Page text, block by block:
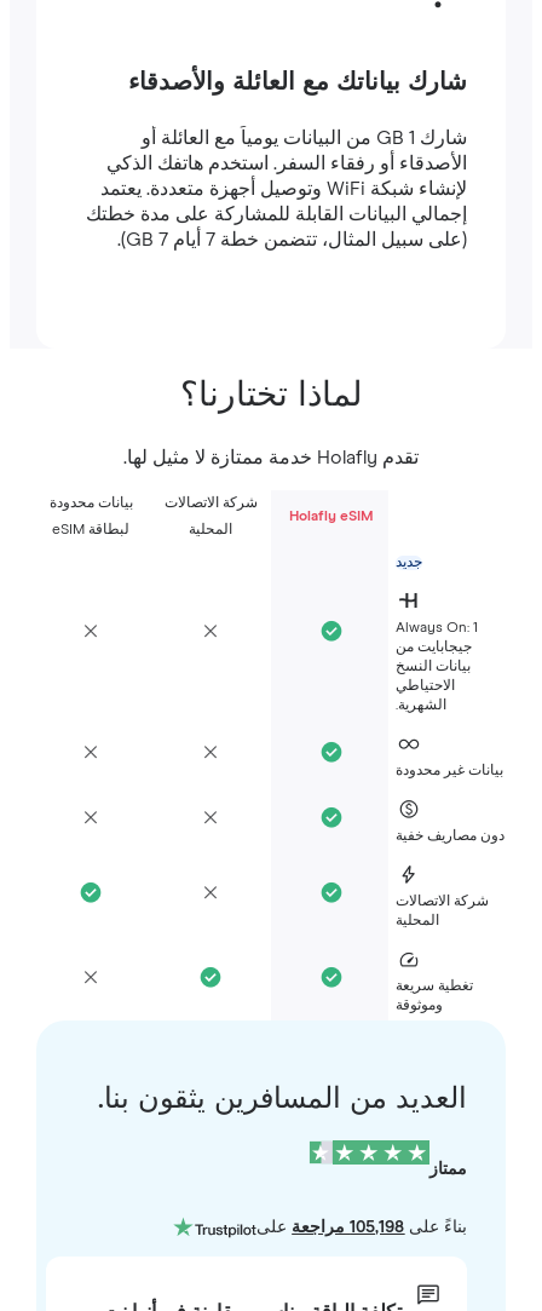
شارك بياناتك مع العائلة والأصدقاء
شارك 1 GB من البيانات يومياً مع العائلة أو
الأصدقاء أو رفقاء السفر. استخدم هاتفك الذكي
لإنشاء شبكة WiFi وتوصيل أجهزة متعددة. يعتمد
إجمالي البيانات القابلة للمشاركة على مدة خطتك
(على سبيل المثال، تتضمن خطة 7 أيام 7 GB).
لماذا تختارنا؟
Holafly eSIM
شركة الاتصالات
بيانات محدودة
Always On: 1
جيجابايت من
بيانات النسخ
الاحتياطي
غير محدودة
مصاريف خفية
شركة الاتصالات
تغطية سريعة
العديد من المسافرين يثقون بنا.
بناءً على105,198 مراجعة على